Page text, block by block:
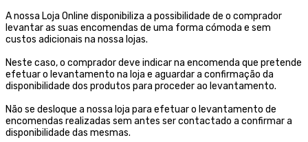
A nossa Loja Online disponibiliza a possibilidade de o comprador
levantar as suas encomendas de uma forma cómoda e sem
custos adicionais na nossa lojas.
Neste caso, o comprador deve indicar na encomenda que pretende
efetuar o levantamento na loja e aguardar a confirmação da
disponibilidade dos produtos para proceder ao levantamento.
Não se desloque a nossa loja para efetuar o levantamento de
encomendas realizadas sem antes ser contactado a confirmar a
disponibilidade das mesmas.